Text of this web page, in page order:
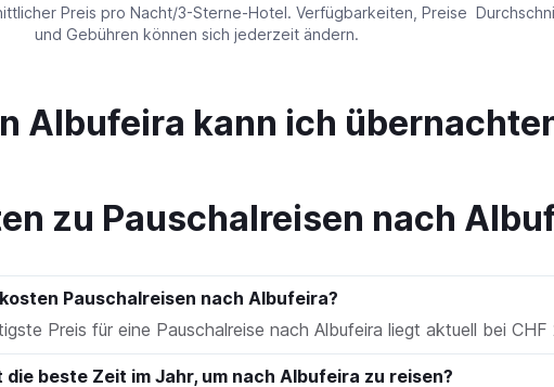
Preis pro Nacht/3-Sterne-Hotel. Verfügbarkeiten, Preise
und Gebühren können sich jederzeit ändern.
values.
Albufeira kann ich
zu Pauschalreisen nach
Pauschalreisen nach Albufeira?
Preis für eine Pauschalreise nach Albufeira liegt aktuell bei CHF
die beste Zeit im Jahr, um nach Albufeira zu reisen?